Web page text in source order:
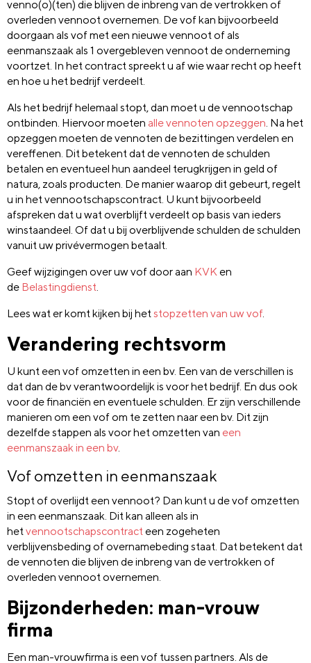
venno(o)(ten) die blijven de inbreng van de vertrokken of
overleden vennoot overnemen. De vof kan bijvoorbeeld
doorgaan als vof met een nieuwe vennoot of als
eenmanszaak als 1 overgebleven vennoot de onderneming
voortzet. In het contract spreekt u af wie waar recht op heeft
en hoe u het bedrijf verdeelt.
Als het bedrijf helemaal stopt, dan moet u de vennootschap
ontbinden. Hiervoor moeten alle vennoten opzeggen. Na het
opzeggen moeten de vennoten de bezittingen verdelen en
vereffenen. Dit betekent dat de vennoten de schulden
betalen en eventueel hun aandeel terugkrijgen in geld of
natura, zoals producten. De manier waarop dit gebeurt, regelt
u in het vennootschapscontract. U kunt bijvoorbeeld
afspreken dat u wat overblijft verdeelt op basis van ieders
winstaandeel. Of dat u bij overblijvende schulden de schulden
vanuit uw privévermogen betaalt.
Geef wijzigingen over uw vof door aan KVKen
de Belastingdienst.
Lees wat er komt kijken bij hetstopzetten van uw vof.
Verandering rechtsvorm
U kunt een vof omzetten in een bv. Een van de verschillen is
dat dan de bv verantwoordelijk is voor het bedrijf. En dus ook
voor de financiën en eventuele schulden. Er zijn verschillende
manieren om een vof om te zetten naar een bv. Dit zijn
dezelfde stappen als voor het omzetten van een
eenmanszaak in een bv.
Vof omzetten in eenmanszaak
Stopt of overlijdt een vennoot? Dan kunt u de vof omzetten
in een eenmanszaak. Dit kan alleen als in
het vennootschapscontract een zogeheten
verblijvensbeding of overnamebeding staat. Dat betekent dat
de vennoten die blijven de inbreng van de vertrokken of
overleden vennoot overnemen.
Bijzonderheden: man-vrouw
firma
Een man-vrouwfirma is een vof tussen partners. Als de